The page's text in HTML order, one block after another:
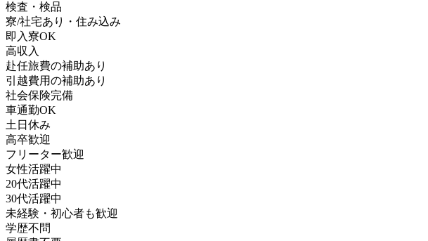
検査・検品
寮/社宅あり・住み込み
即入寮OK
高収入
赴任旅費の補助あり
引越費用の補助あり
社会保険完備
車通勤OK
土日休み
高卒歓迎
フリーター歓迎
女性活躍中
20代活躍中
30代活躍中
未経験・初心者も歓迎
学歴不問